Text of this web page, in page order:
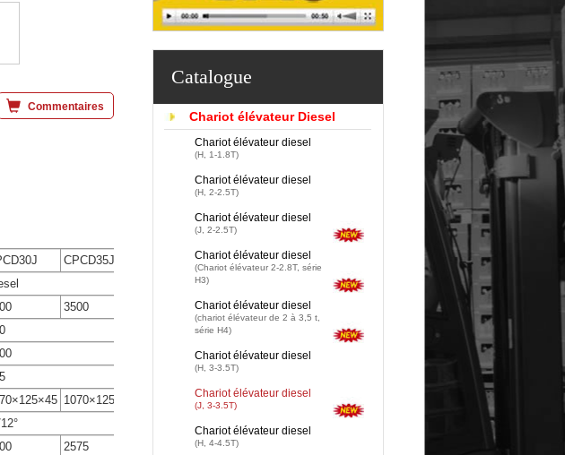
Catalogue
Chariot élévateur Diesel
Chariot élévateur diesel
(H, 1-1.8T)
Chariot élévateur diesel
(H, 2-2.5T)
Chariot élévateur diesel
(J, 2-2.5T)
Chariot élévateur diesel
(Chariot élévateur 2-2.8T, série
H3)
Chariot élévateur diesel
(chariot élévateur de 2 à 3,5 t,
série H4)
Chariot élévateur diesel
(H, 3-3.5T)
Chariot élévateur diesel
(J, 3-3.5T)
Chariot élévateur diesel
(H, 4-4.5T)
Commentaires
CPCD35J
3500
1070×125×50
2575